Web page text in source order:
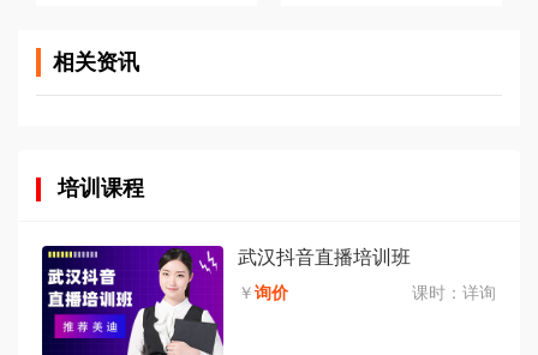
相关资讯
培训课程
武汉抖音直播培训班
￥询价 课时： 详询